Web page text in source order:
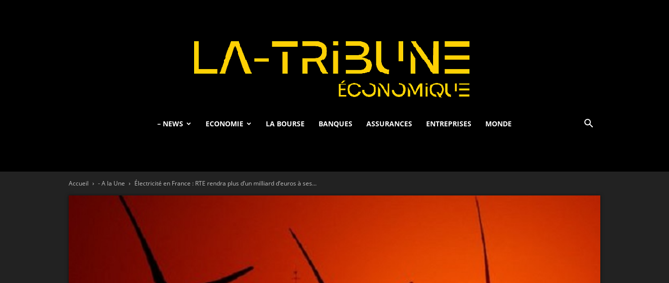
– NEWS ECONOMIE LA BOURSE BANQUES ASSURANCES ENTREPRISES MONDE
Accueil - A la Une Électricité en France : RTE rendra plus d’un milliard d’euros à ses...